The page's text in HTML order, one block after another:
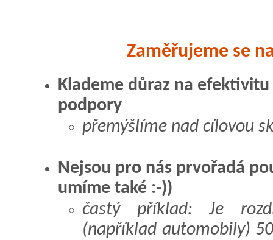
Zaměřujeme se
Klademe důraz na
podpory
přemýšlíme nad cílovou
Nejsou pro nás prvořadá
umíme také :-))
častý příklad: Je
(například automobily)